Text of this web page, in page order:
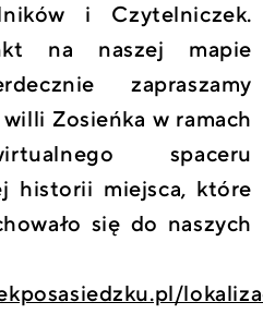
i Czytelniczek.
na naszej mapie
zapraszamy
Zosieńka w ramach
spaceru
historii miejsca, które
się do naszych